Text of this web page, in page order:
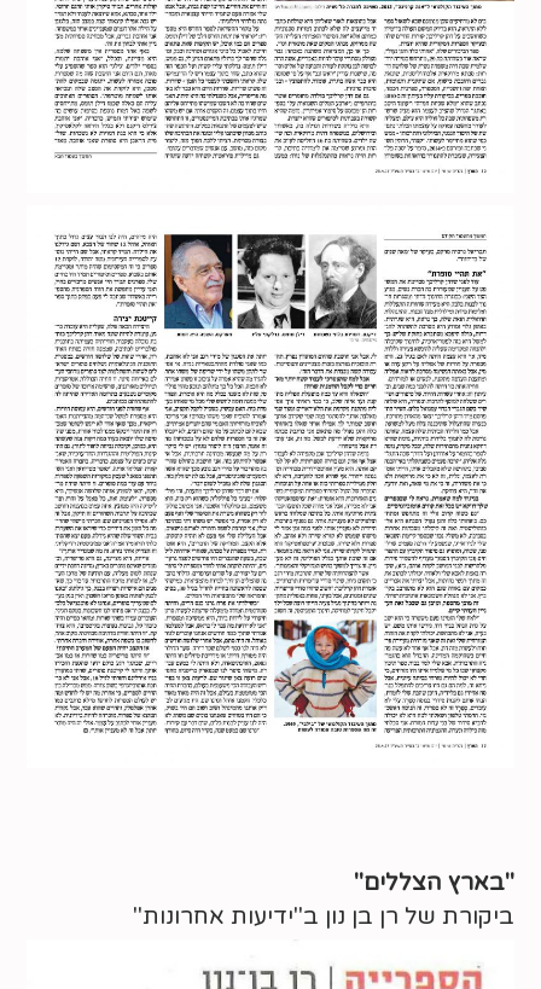
"בארץ הצללים"
ביקורת של רן בן נון ב"ידיעות אחרונות"